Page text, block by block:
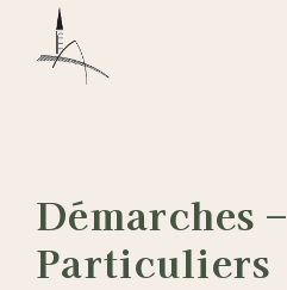
Démarches –
Particuliers